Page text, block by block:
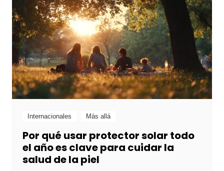
Internacionales Más allá
Por qué usar protector solar todo
el año es clave para cuidar la
salud de la piel